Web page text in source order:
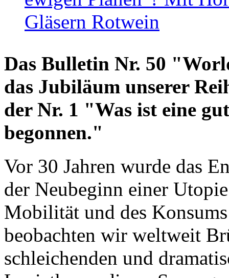
Gläsern Rotwein
Das Bulletin Nr. 50
das Jubiläum unserer
der Nr. 1 "Was ist eine
begonnen."
Vor 30 Jahren wurde das
der Neubeginn einer
Mobilität und des
beobachten wir weltweit
schleichenden und